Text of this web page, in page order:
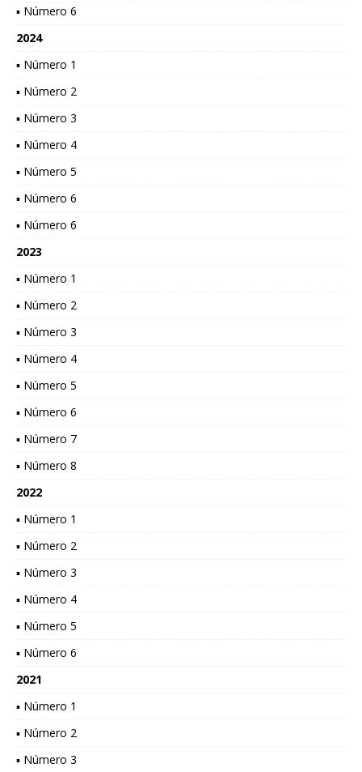
▪ Número 6
2024
▪ Número 1
▪ Número 2
▪ Número 3
▪ Número 4
▪ Número 5
▪ Número 6
▪ Número 6
2023
▪ Número 1
▪ Número 2
▪ Número 3
▪ Número 4
▪ Número 5
▪ Número 6
▪ Número 7
▪ Número 8
2022
▪ Número 1
▪ Número 2
▪ Número 3
▪ Número 4
▪ Número 5
▪ Número 6
2021
▪ Número 1
▪ Número 2
▪ Número 3